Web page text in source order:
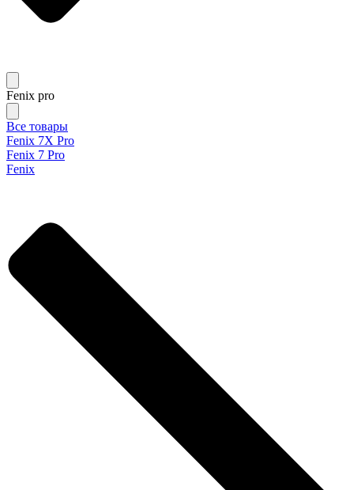
Fenix pro
Все товары
Fenix 7X Pro
Fenix 7 Pro
Fenix